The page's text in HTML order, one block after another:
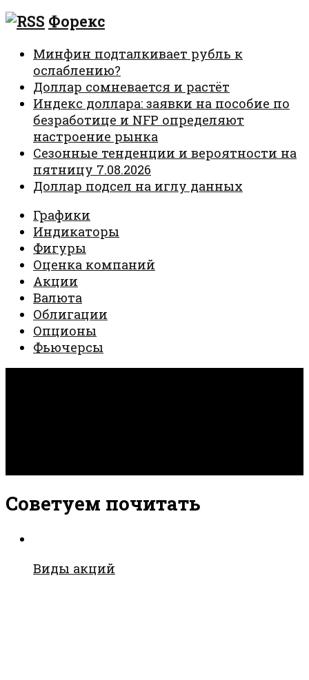
Форекс
Минфин подталкивает рубль к
ослаблению?
Доллар сомневается и растёт
Индекс доллара: заявки на пособие по
безработице и NFP определяют
настроение рынка
Сезонные тенденции и вероятности на
пятницу 7.08.2026
Доллар подсел на иглу данных
Графики
Индикаторы
Фигуры
Оценка компаний
Акции
Валюта
Облигации
Опционы
Фьючерсы
Советуем почитать
Виды акций